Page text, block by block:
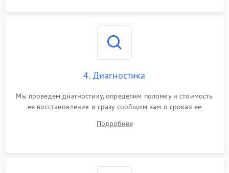
4. Диагностика
Мы проведем диагностику, определим поломку и стоимость
ее восстановления и сразу сообщим вам о сроках ее
Подробнее